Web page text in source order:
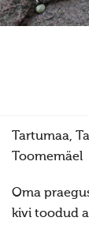
2025 lisa
2024
2023
Tartumaa,
Toomemäel
Oma
kivi toodud